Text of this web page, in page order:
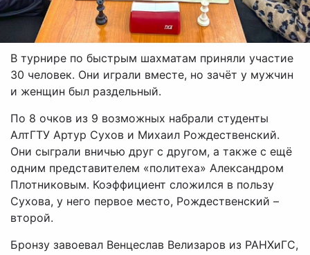
В турнире по быстрым шахматам приняли участие
30 человек. Они играли вместе, но зачёт у мужчин
и женщин был раздельный.
По 8 очков из 9 возможных набрали студенты
АлтГТУ Артур Сухов и Михаил Рождественский.
Они сыграли вничью друг с другом, а также с ещё
одним представителем «политеха» Александром
Плотниковым. Коэффициент сложился в пользу
Сухова, у него первое место, Рождественский –
второй.
Бронзу завоевал Венцеслав Велизаров из РАНХиГС,